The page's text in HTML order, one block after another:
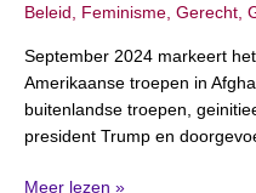
Beleid Feminisme Gerecht
September 2024 markeert
Amerikaanse troepen in
buitenlandse troepen,
president Trump en
Meer lezen »